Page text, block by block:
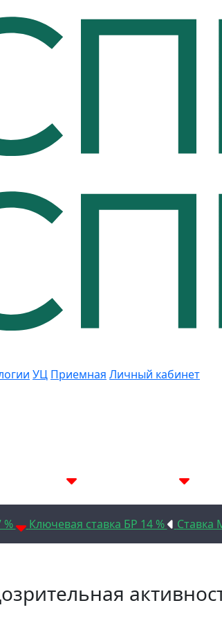
УЦ Приемная Личный кабинет
14D 14.15%
% Ключевая ставка БР 14 % Ставка